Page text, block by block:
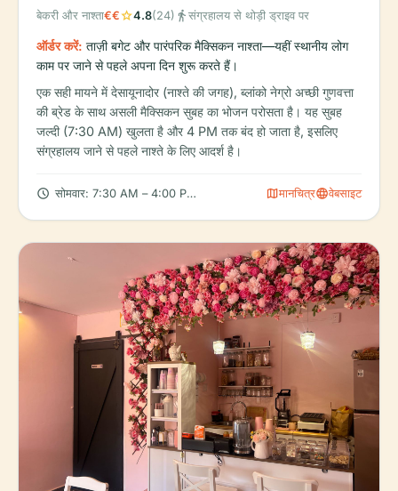
बेकरी और नाश्ता€€star4.8(24) directions_walk संग्रहालय से थोड़ी ड्राइव पर
ऑर्डर करें: ताज़ी बगेट और पारंपरिक मैक्सिकन नाश्ता—यहीं स्थानीय लोग
काम पर जाने से पहले अपना दिन शुरू करते हैं।
एक सही मायने में देसायूनादोर (नाश्ते की जगह), ब्लांको नेग्रो अच्छी गुणवत्ता
की ब्रेड के साथ असली मैक्सिकन सुबह का भोजन परोसता है। यह सुबह
जल्दी (7:30 AM) खुलता है और 4 PM तक बंद हो जाता है, इसलिए
संग्रहालय जाने से पहले नाश्ते के लिए आदर्श है।
schedule सोमवार: 7:30 AM – 4:00 PM, मंगलवार: 7:30 AM – 4:00 PM, बुधवार:
mapमानचित्रlanguageवेबसाइट